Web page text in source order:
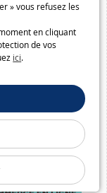
» vous refusez les
en cliquant
de vos
ici.